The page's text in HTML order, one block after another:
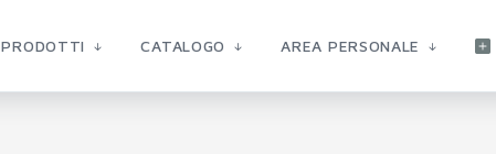
PRODOTTI CATALOGO AREA PERSONALE